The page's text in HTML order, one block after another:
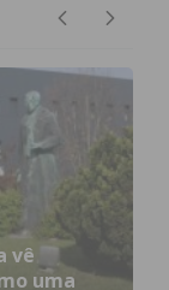
vê
uma